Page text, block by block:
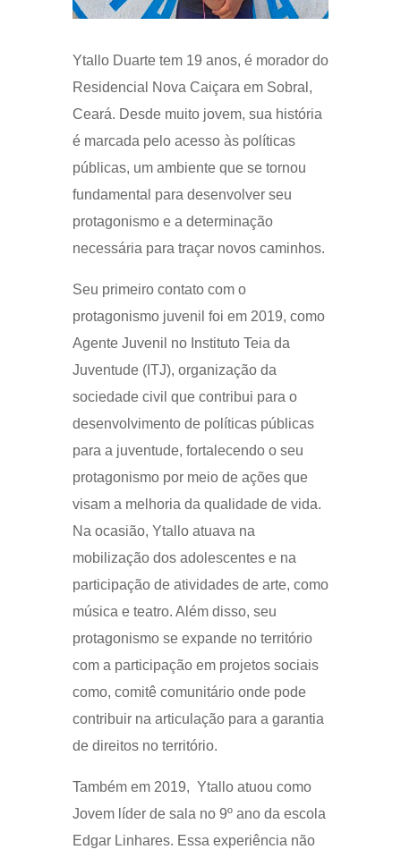
Ytallo Duarte tem 19 anos, é morador do
Residencial Nova Caiçara em Sobral,
Ceará. Desde muito jovem, sua história
é marcada pelo acesso às políticas
públicas, um ambiente que se tornou
fundamental para desenvolver seu
protagonismo e a determinação
necessária para traçar novos caminhos.
Seu primeiro contato com o
protagonismo juvenil foi em 2019, como
Agente Juvenil no Instituto Teia da
Juventude (ITJ), organização da
sociedade civil que contribui para o
desenvolvimento de políticas públicas
para a juventude, fortalecendo o seu
protagonismo por meio de ações que
visam a melhoria da qualidade de vida.
Na ocasião, Ytallo atuava na
mobilização dos adolescentes e na
participação de atividades de arte, como
música e teatro. Além disso, seu
protagonismo se expande no território
com a participação em projetos sociais
como, comitê comunitário onde pode
contribuir na articulação para a garantia
de direitos no território.
Também em 2019, Ytallo atuou como
Jovem líder de sala no 9º ano da escola
Edgar Linhares. Essa experiência não